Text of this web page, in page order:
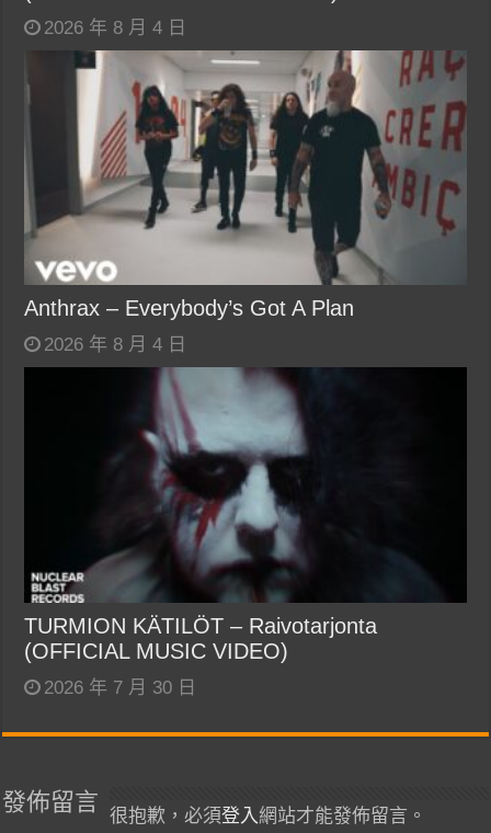
2026 年 8 月 4 日
Anthrax – Everybody’s Got A Plan
2026 年 8 月 4 日
TURMION KÄTILÖT – Raivotarjonta
(OFFICIAL MUSIC VIDEO)
2026 年 7 月 30 日
發佈留言
很抱歉，必須登入網站才能發佈留言。